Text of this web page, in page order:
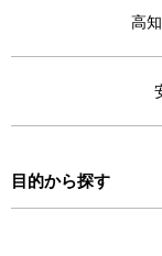
高
目的から探す